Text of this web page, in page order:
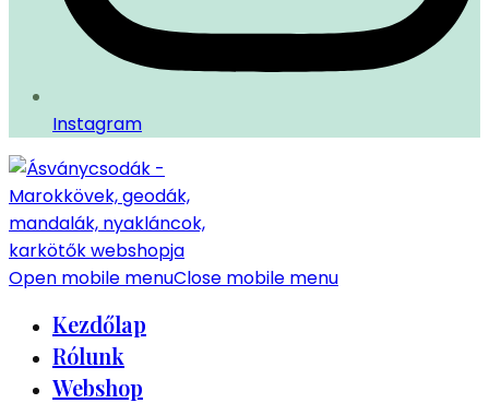
Instagram
Open mobile menuClose mobile menu
Kezdőlap
Rólunk
Webshop